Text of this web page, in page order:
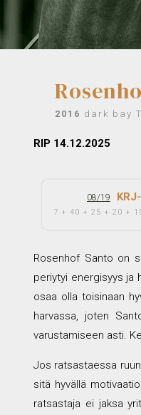
2016 dark bay
RIP 14.12.2025
08/19
7 + 40 + 25 + 20 +
Rosenhof Santo on
periytyi energisyys ja
osaa olla toisinaan
harvassa, joten
varustamiseen asti.
Jos ratsastaessa
sitä hyvällä
ratsastaja ei jaksa